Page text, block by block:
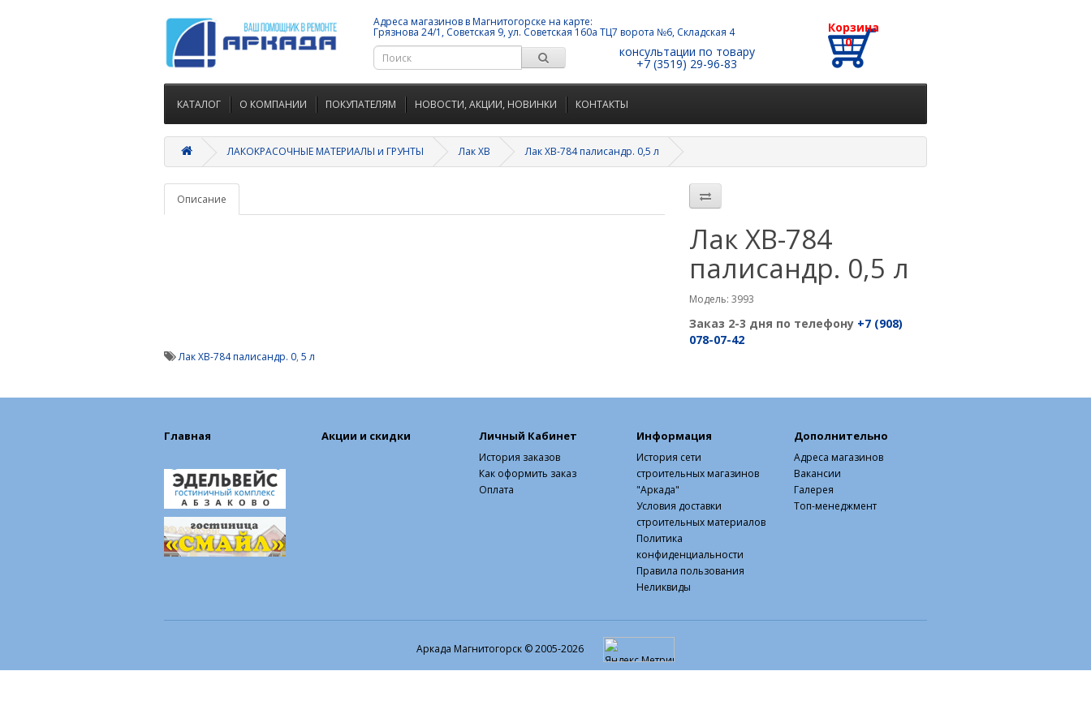
Адреса магазинов в Магнитогорске на карте:
Грязнова 24/1, Советская 9, ул. Советская 160а ТЦ7 ворота №6, Складская 4
консультации по товару
+7 (3519) 29-96-83
Корзина
0
КАТАЛОГ О КОМПАНИИ ПОКУПАТЕЛЯМ НОВОСТИ, АКЦИИ, НОВИНКИ КОНТАКТЫ
ЛАКОКРАСОЧНЫЕ МАТЕРИАЛЫ и ГРУНТЫ Лак ХВ Лак ХВ-784 палисандр. 0,5 л
Описание
Лак ХВ-784
палисандр. 0,5 л
Модель: 3993
Заказ 2-3 дня по телефону +7 (908)
078-07-42
Лак ХВ-784 палисандр. 0, 5 л
Главная Акции и скидки Личный Кабинет
История заказов
Как оформить заказ
Оплата
Информация
История сети
строительных магазинов
"Аркада"
Условия доставки
строительных материалов
Политика
конфиденциальности
Правила пользования
Неликвиды
Дополнительно
Адреса магазинов
Вакансии
Галерея
Топ-менеджмент
Аркада Магнитогорск © 2005-2026